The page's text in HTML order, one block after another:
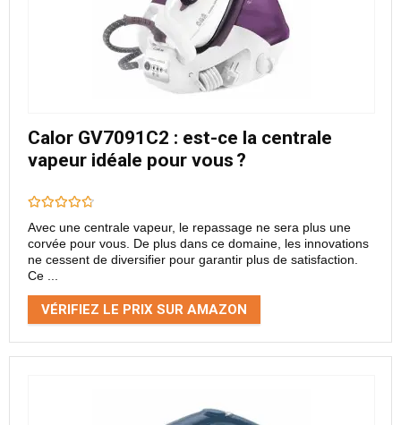
Calor GV7091C2 : est-ce la centrale
vapeur idéale pour vous ?
Avec une centrale vapeur, le repassage ne sera plus une
corvée pour vous. De plus dans ce domaine, les innovations
ne cessent de diversifier pour garantir plus de satisfaction.
Ce ...
VÉRIFIEZ LE PRIX SUR AMAZON